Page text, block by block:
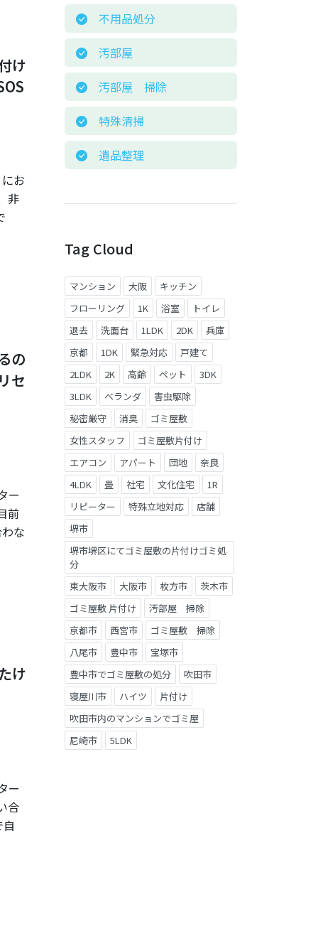
け
お
非
の
セ
ー
前
な
け
ー
合
不用品処分
汚部屋
汚部屋 掃除
特殊清掃
遺品整理
Tag Cloud
マンション 大阪
キッチン
フローリング
1K 浴室
トイレ
退去
洗面台 1LDK 2DK
兵庫
京都
1DK 緊急対応
戸建て
2LDK
2K 高齢 ペット
3DK
3LDK
ベランダ
害虫駆除
秘密厳守
消臭
ゴミ屋敷
女性スタッフ
ゴミ屋敷片付け
エアコン
アパート 団地
奈良
4LDK
畳 社宅 文化住宅
1R
リピーター
特殊立地対応
店舗
堺市
堺市堺区にてゴミ屋敷の片付けゴミ処
分
東大阪市
大阪市 枚方市
茨木市
ゴミ屋敷 片付け
汚部屋 掃除
京都市
西宮市
ゴミ屋敷 掃除
八尾市
豊中市
宝塚市
豊中市でゴミ屋敷の処分
吹田市
寝屋川市
ハイツ
片付け
吹田市内のマンションでゴミ屋
尼崎市
5LDK